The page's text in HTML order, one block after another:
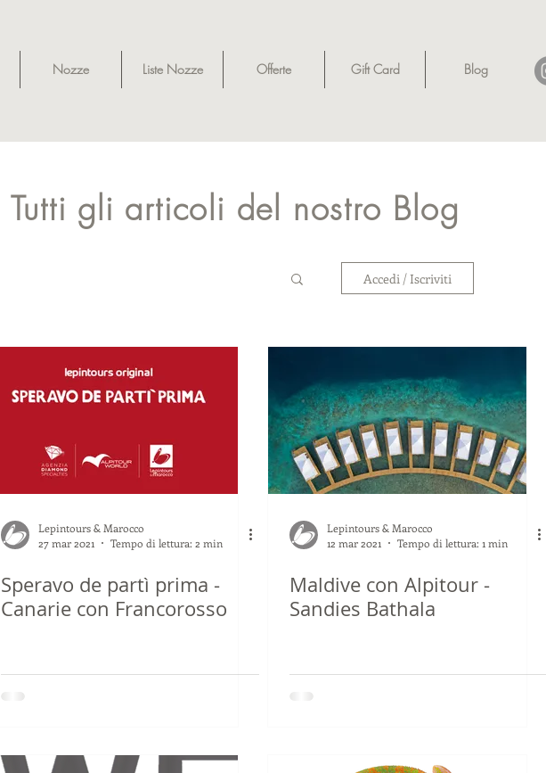
Nozze Liste Nozze Offerte Gift Card Blog
Tutti gli articoli del nostro Blog
Accedi / Iscriviti
Lepintours & Marocco
27 mar 2021
Tempo di lettura: 2 min
Speravo de partì prima -
Canarie con Francorosso
Lepintours & Marocco
12 mar 2021
Tempo di lettura: 1 min
Maldive con Alpitour -
Sandies Bathala